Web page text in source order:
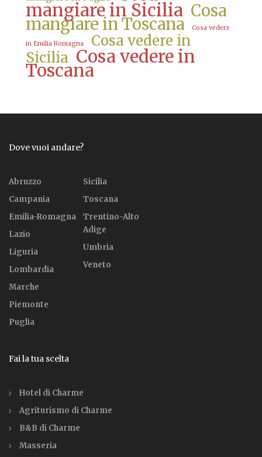
mangiare in Sicilia Cosa
mangiare in Toscana Cosa vedere
in Emilia Romagna
Cosa vedere in
Sicilia Cosa vedere in
Toscana
Dove vuoi andare?
Abruzzo
Campania
Emilia-Romagna
Lazio
Liguria
Lombardia
Marche
Piemonte
Puglia
Sicilia
Toscana
Trentino-Alto
Adige
Umbria
Veneto
Fai la tua scelta
Hotel di Charme
Agriturismo di Charme
B&B di Charme
Masseria